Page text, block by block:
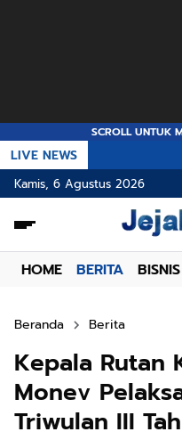
SCROLL UNTUK
LIVE NEWS 5
Kamis, 6 Agustus 2026
HOME BERITA BISNIS
Beranda Berita
Kepala Rutan
Monev
Triwulan III